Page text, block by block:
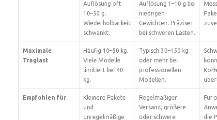
Auflösung oft
10–50 g.
Wiederholbarkeit
schwankt.
Auflösung 1–10 g bei
niedrigen
Gewichten. Präziser
bei schweren Lasten.
Maximale
Traglast
Häufig 10–50 kg.
Viele Modelle
limitiert bei 40
kg.
Typisch 30–150 kg
oder mehr bei
professionellen
Modellen.
Empfohlen für
Kleinere Pakete
und
unregelmäßige
Regelmäßiger
Versand, größere
oder schwere
Für
die